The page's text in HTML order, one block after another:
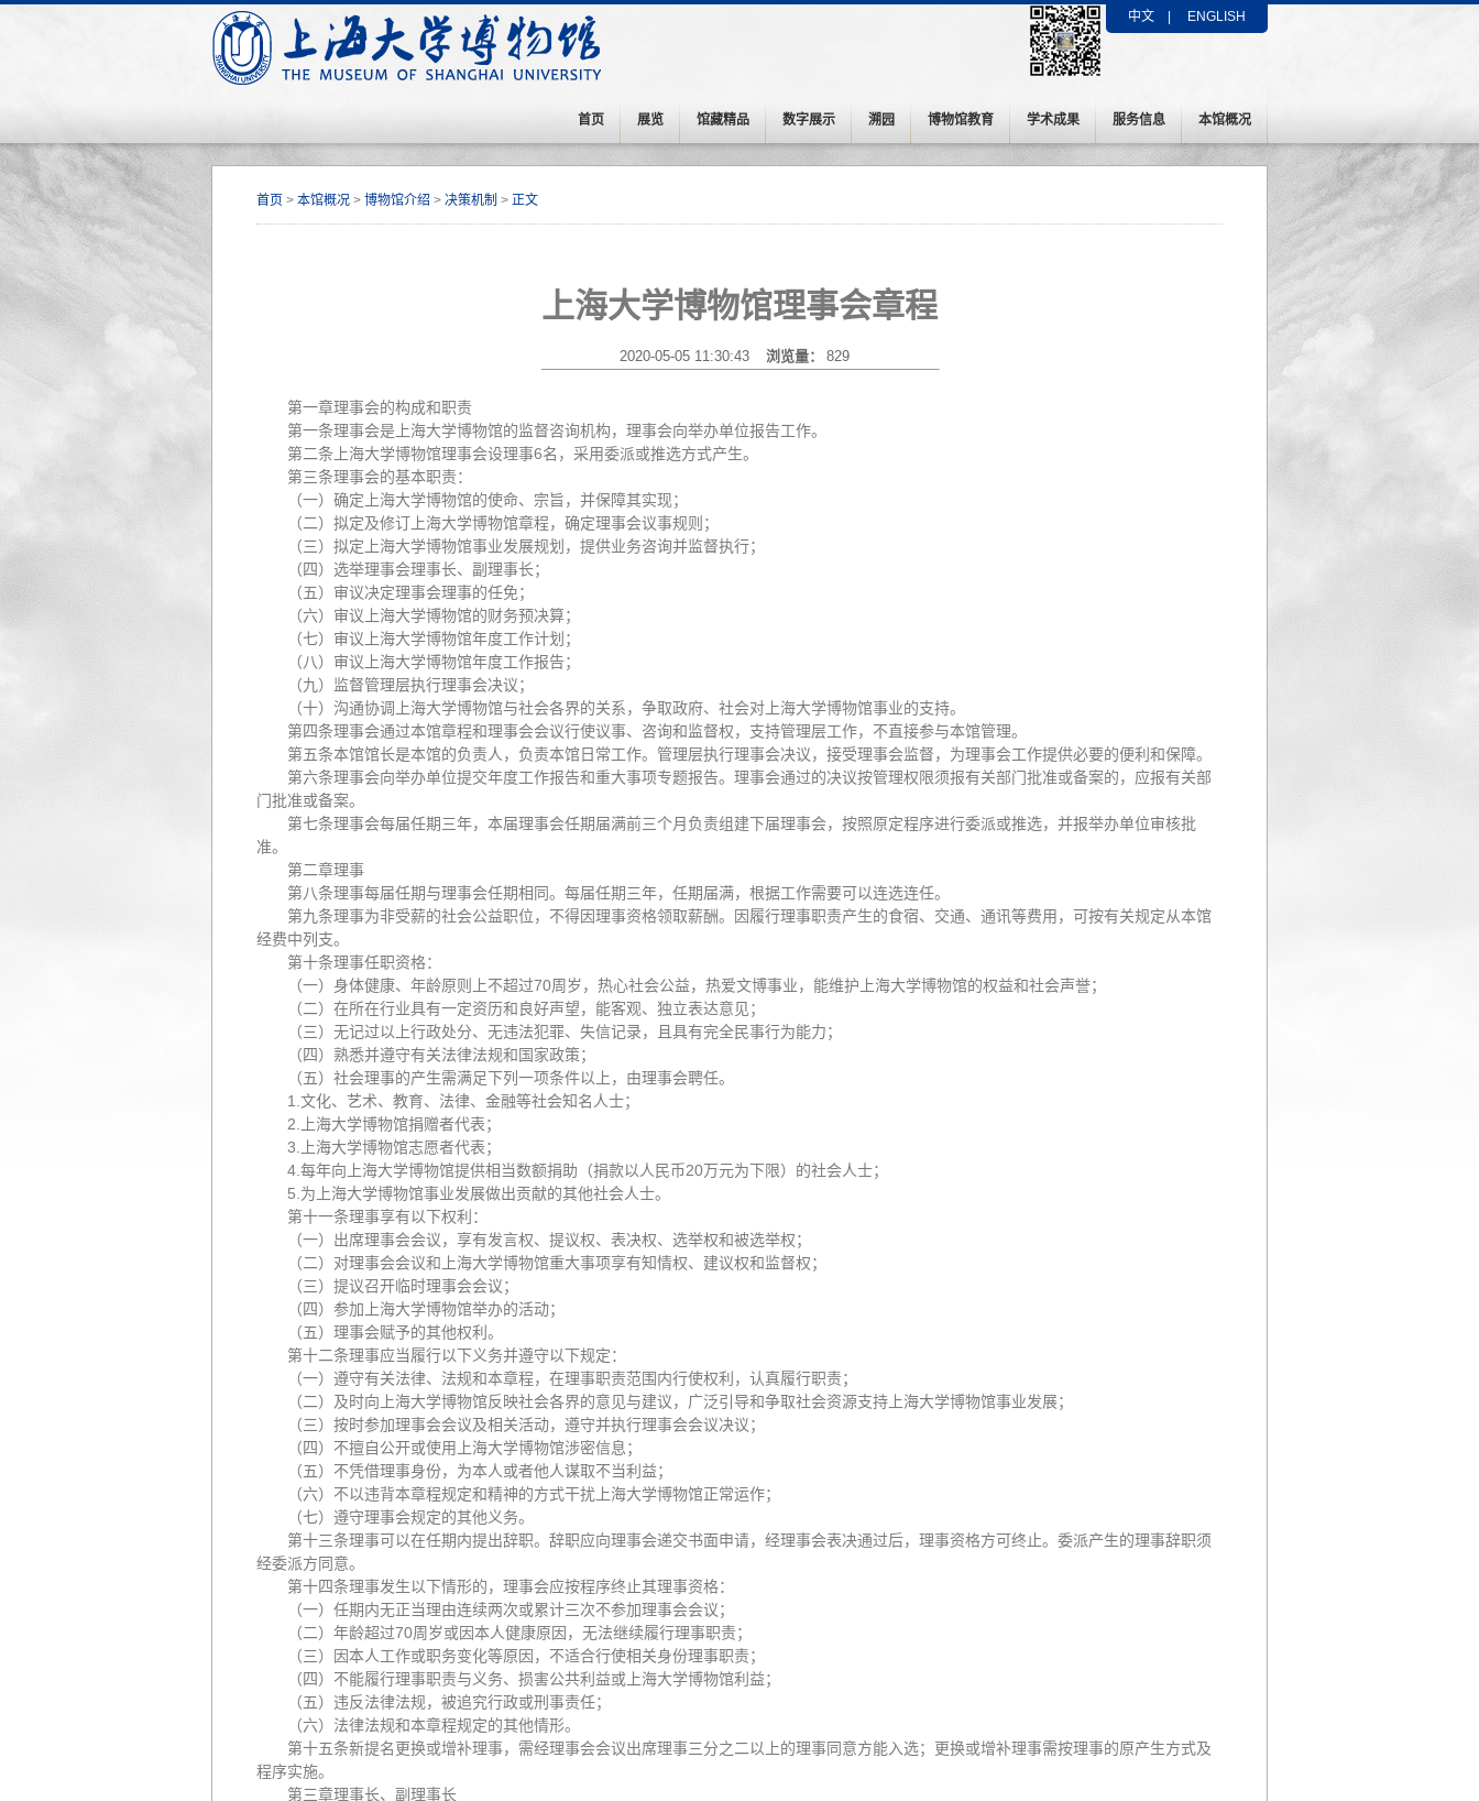
中文 ENGLISH
首页 展览 馆藏精品 数字展示 溯园 博物馆教育 学术成果 服务信息 本馆概况
首页 > 本馆概况 > 博物馆介绍 > 决策机制 > 正文
上海大学博物馆理事会章程
2020-05-05 11:30:43 浏览量： 829
第一章理事会的构成和职责
第一条理事会是上海大学博物馆的监督咨询机构，理事会向举办单位报告工作。
第二条上海大学博物馆理事会设理事6名，采用委派或推选方式产生。
第三条理事会的基本职责：
（一）确定上海大学博物馆的使命、宗旨，并保障其实现；
（二）拟定及修订上海大学博物馆章程，确定理事会议事规则；
（三）拟定上海大学博物馆事业发展规划，提供业务咨询并监督执行；
（四）选举理事会理事长、副理事长；
（五）审议决定理事会理事的任免；
（六）审议上海大学博物馆的财务预决算；
（七）审议上海大学博物馆年度工作计划；
（八）审议上海大学博物馆年度工作报告；
（九）监督管理层执行理事会决议；
（十）沟通协调上海大学博物馆与社会各界的关系，争取政府、社会对上海大学博物馆事业的支持。
第四条理事会通过本馆章程和理事会会议行使议事、咨询和监督权，支持管理层工作，不直接参与本馆管理。
第五条本馆馆长是本馆的负责人，负责本馆日常工作。管理层执行理事会决议，接受理事会监督，为理事会工作提供必要的便利和保障。
第六条理事会向举办单位提交年度工作报告和重大事项专题报告。理事会通过的决议按管理权限须报有关部门批准或备案的，应报有关部
门批准或备案。
第七条理事会每届任期三年，本届理事会任期届满前三个月负责组建下届理事会，按照原定程序进行委派或推选，并报举办单位审核批
准。
第二章理事
第八条理事每届任期与理事会任期相同。每届任期三年，任期届满，根据工作需要可以连选连任。
第九条理事为非受薪的社会公益职位，不得因理事资格领取薪酬。因履行理事职责产生的食宿、交通、通讯等费用，可按有关规定从本馆
经费中列支。
第十条理事任职资格：
（一）身体健康、年龄原则上不超过70周岁，热心社会公益，热爱文博事业，能维护上海大学博物馆的权益和社会声誉；
（二）在所在行业具有一定资历和良好声望，能客观、独立表达意见；
（三）无记过以上行政处分、无违法犯罪、失信记录，且具有完全民事行为能力；
（四）熟悉并遵守有关法律法规和国家政策；
（五）社会理事的产生需满足下列一项条件以上，由理事会聘任。
1.文化、艺术、教育、法律、金融等社会知名人士；
2.上海大学博物馆捐赠者代表；
3.上海大学博物馆志愿者代表；
4.每年向上海大学博物馆提供相当数额捐助（捐款以人民币20万元为下限）的社会人士；
5.为上海大学博物馆事业发展做出贡献的其他社会人士。
第十一条理事享有以下权利：
（一）出席理事会会议，享有发言权、提议权、表决权、选举权和被选举权；
（二）对理事会会议和上海大学博物馆重大事项享有知情权、建议权和监督权；
（三）提议召开临时理事会会议；
（四）参加上海大学博物馆举办的活动；
（五）理事会赋予的其他权利。
第十二条理事应当履行以下义务并遵守以下规定：
（一）遵守有关法律、法规和本章程，在理事职责范围内行使权利，认真履行职责；
（二）及时向上海大学博物馆反映社会各界的意见与建议，广泛引导和争取社会资源支持上海大学博物馆事业发展；
（三）按时参加理事会会议及相关活动，遵守并执行理事会会议决议；
（四）不擅自公开或使用上海大学博物馆涉密信息；
（五）不凭借理事身份，为本人或者他人谋取不当利益；
（六）不以违背本章程规定和精神的方式干扰上海大学博物馆正常运作；
（七）遵守理事会规定的其他义务。
第十三条理事可以在任期内提出辞职。辞职应向理事会递交书面申请，经理事会表决通过后，理事资格方可终止。委派产生的理事辞职须
经委派方同意。
第十四条理事发生以下情形的，理事会应按程序终止其理事资格：
（一）任期内无正当理由连续两次或累计三次不参加理事会会议；
（二）年龄超过70周岁或因本人健康原因，无法继续履行理事职责；
（三）因本人工作或职务变化等原因，不适合行使相关身份理事职责；
（四）不能履行理事职责与义务、损害公共利益或上海大学博物馆利益；
（五）违反法律法规，被追究行政或刑事责任；
（六）法律法规和本章程规定的其他情形。
第十五条新提名更换或增补理事，需经理事会会议出席理事三分之二以上的理事同意方能入选；更换或增补理事需按理事的原产生方式及
程序实施。
第三章理事长、副理事长